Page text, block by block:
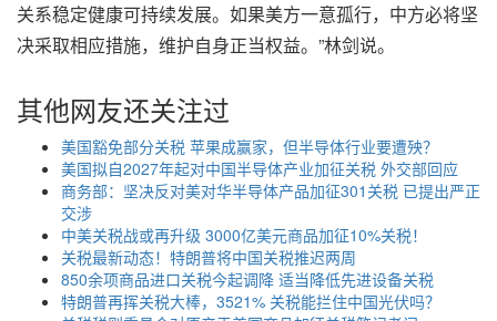
关系稳定健康可持续发展。如果美方一意孤行，中方必将坚
决采取相应措施，维护自身正当权益。”林剑说。
其他网友还关注过
美国豁免部分关税 苹果成赢家，但半导体行业要遭殃？
美国拟自2027年起对中国半导体产业加征关税 外交部回应
商务部：坚决反对美对华半导体产品加征301关税 已提出严正
交涉
中美关税战或再升级 3000亿美元商品加征10%关税！
关税最新动态！特朗普将中国关税推迟两周
850余项商品进口关税今起调降 适当降低先进设备关税
特朗普再挥关税大棒，3521% 关税能拦住中国光伏吗？